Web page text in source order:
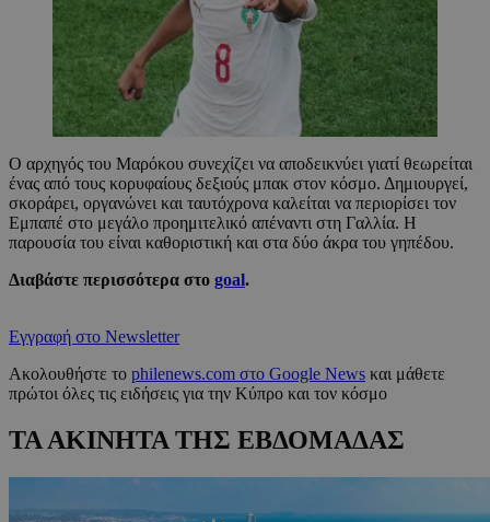
Ο αρχηγός του Μαρόκου συνεχίζει να αποδεικνύει γιατί θεωρείται
ένας από τους κορυφαίους δεξιούς μπακ στον κόσμο. Δημιουργεί,
σκοράρει, οργανώνει και ταυτόχρονα καλείται να περιορίσει τον
Εμπαπέ στο μεγάλο προημιτελικό απέναντι στη Γαλλία. Η
παρουσία του είναι καθοριστική και στα δύο άκρα του γηπέδου.
Διαβάστε περισσότερα στο goal.
Εγγραφή στο Newsletter
Ακολουθήστε το philenews.com στο Google News και μάθετε
πρώτοι όλες τις ειδήσεις για την Κύπρο και τον κόσμο
ΤΑ ΑΚΙΝΗΤΑ ΤΗΣ ΕΒΔΟΜΑΔΑΣ